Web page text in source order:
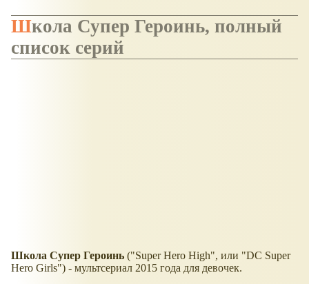
Школа Супер Героинь, полный
список серий
Школа Супер Героинь ("Super Hero High", или "DC Super
Hero Girls") - мультсериал 2015 года для девочек.